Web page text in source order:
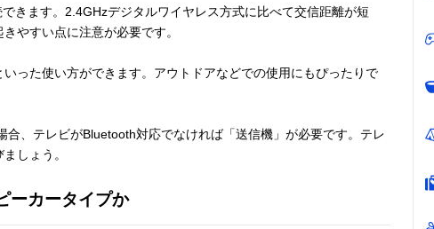
きます。2.4GHzデジタルワイヤレス方式に比べて交信距離が短
やすい点に注意が必要です。
った使い方ができます。アウトドアなどでの使用にもぴったりで
合、テレビがBluetooth対応でなければ「送信機」が必要です。テレ
しょう。
ーカータイプか